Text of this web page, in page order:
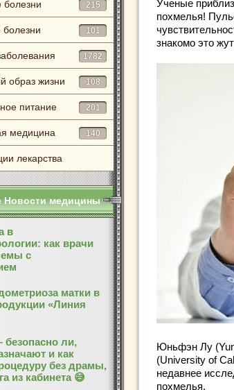
215
101
1782
образ жизни 108
питание 201
медицина 140
лекарства
Новости медицины
в
как врачи
с
матки в
«Линия
безопасно ли,
и как
без драмы,
из кабинета 😅
Ученые
похмелья!
знакомо это
Юньфэн Лу
(University of
недавнее
похмелья.